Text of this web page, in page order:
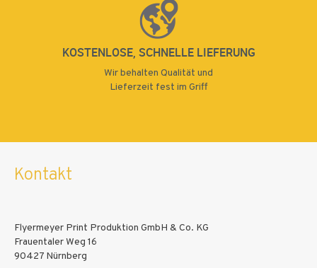
KOSTENLOSE, SCHNELLE LIEFERUNG
Wir behalten Qualität und
Lieferzeit fest im Griff
Kontakt
Flyermeyer Print Produktion GmbH & Co. KG
Frauentaler Weg 16
90427 Nürnberg